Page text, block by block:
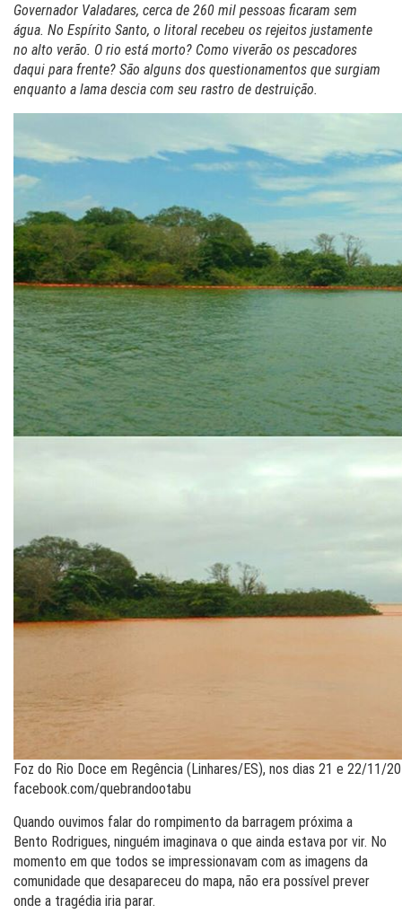
Governador Valadares, cerca de 260 mil pessoas ficaram sem
água. No Espírito Santo, o litoral recebeu os rejeitos justamente
no alto verão. O rio está morto? Como viverão os pescadores
daqui para frente? São alguns dos questionamentos que surgiam
enquanto a lama descia com seu rastro de destruição.
Foz do Rio Doce em Regência (Linhares/ES), nos dias 21 e 22/11/
facebook.com/quebrandootabu
Quando ouvimos falar do rompimento da barragem próxima a
Bento Rodrigues, ninguém imaginava o que ainda estava por vir. No
momento em que todos se impressionavam com as imagens da
comunidade que desapareceu do mapa, não era possível prever
onde a tragédia iria parar.